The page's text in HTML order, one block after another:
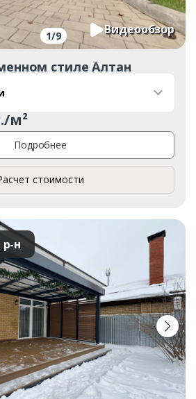
Видеообзор
1/9
стиле Алтан
м²
Подробнее
стоимости
н